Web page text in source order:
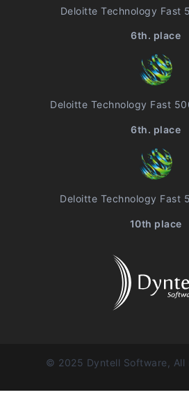
Deloitte Technology Fast
6th. place
Deloitte Technology Fast
6th. place
Deloitte Technology Fast
10th place
© 2025 Dyntell Software, All